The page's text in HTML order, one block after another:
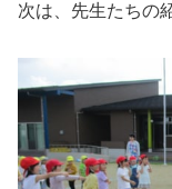
次は、先生たちの